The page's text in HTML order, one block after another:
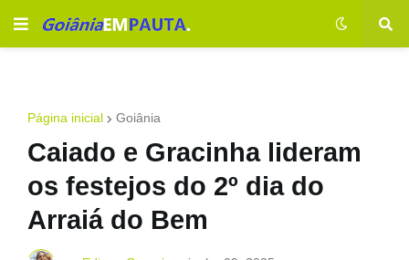
Página inicial Goiânia
Caiado e Gracinha lideram
os festejos do 2º dia do
Arraiá do Bem